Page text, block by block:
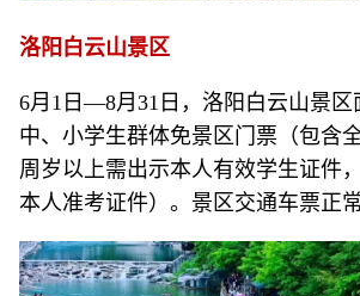
洛阳白云山景区
6月1日—8月31日，洛阳白云山景区
中、小学生群体免景区门票（包含
周岁以上需出示本人有效学生证件
本人准考证件）。景区交通车票正常